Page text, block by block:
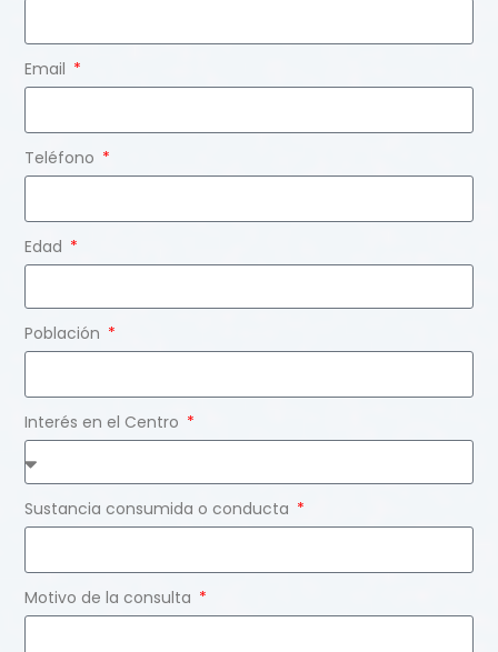
Email
Teléfono
Edad
Población
Interés en el Centro
Sustancia consumida o conducta
Motivo de la consulta